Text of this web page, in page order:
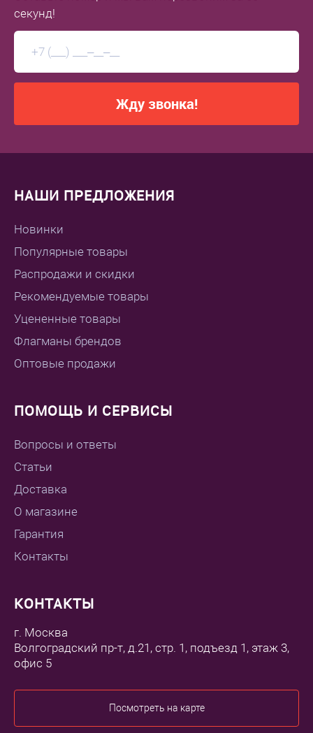
секунд!
Жду звонка!
НАШИ ПРЕДЛОЖЕНИЯ
Новинки
Популярные товары
Распродажи и скидки
Рекомендуемые товары
Уцененные товары
Флагманы брендов
Оптовые продажи
ПОМОЩЬ И СЕРВИСЫ
Вопросы и ответы
Статьи
Доставка
О магазине
Гарантия
Контакты
КОНТАКТЫ
г. Москва
Волгоградский пр-т, д.21, стр. 1, подъезд 1, этаж 3,
офис 5
Посмотреть на карте